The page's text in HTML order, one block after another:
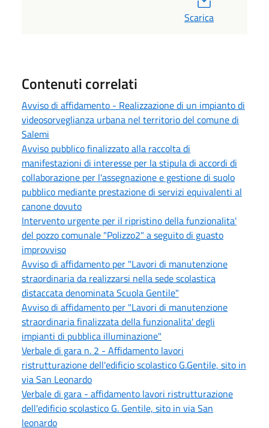
Scarica
Contenuti correlati
Avviso di affidamento - Realizzazione di un impianto di
videosorveglianza urbana nel territorio del comune di
Salemi
Avviso pubblico finalizzato alla raccolta di
manifestazioni di interesse per la stipula di accordi di
collaborazione per l'assegnazione e gestione di suolo
pubblico mediante prestazione di servizi equivalenti al
canone dovuto
Intervento urgente per il ripristino della funzionalita'
del pozzo comunale "Polizzo2" a seguito di guasto
improvviso
Avviso di affidamento per "Lavori di manutenzione
straordinaria da realizzarsi nella sede scolastica
distaccata denominata Scuola Gentile"
Avviso di affidamento per "Lavori di manutenzione
straordinaria finalizzata della funzionalita' degli
impianti di pubblica illuminazione"
Verbale di gara n. 2 - Affidamento lavori
ristrutturazione dell'edificio scolastico G.Gentile, sito in
via San Leonardo
Verbale di gara - affidamento lavori ristrutturazione
dell'edificio scolastico G. Gentile, sito in via San
leonardo